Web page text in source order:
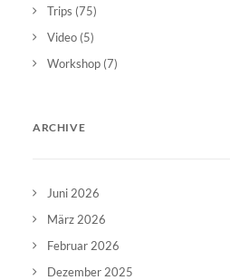
Trips (75)
Video (5)
Workshop (7)
ARCHIVE
Juni 2026
März 2026
Februar 2026
Dezember 2025